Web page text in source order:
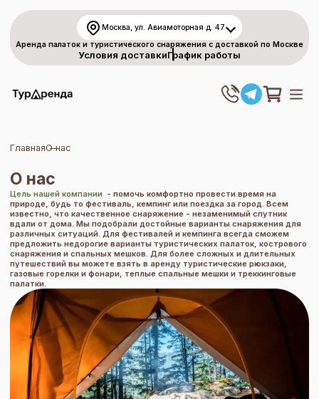
Москва, ул. Авиамоторная д. 47
Аренда палаток и туристического снаряжения с доставкой по Москве
Условия доставкиГрафик работы
ГлавнаяО нас
О нас
Цель нашей компании - помочь комфортно провести время на
природе, будь то фестиваль, кемпинг или поездка за город. Всем
известно, что качественное снаряжение - незаменимый спутник
вдали от дома. Мы подобрали достойные варианты снаряжения для
различных ситуаций. Для фестивалей и кемпинга всегда сможем
предложить недорогие варианты туристических палаток, кострового
снаряжения и спальных мешков. Для более сложных и длительных
путешествий вы можете взять в аренду туристические рюкзаки,
газовые горелки и фонари, теплые спальные мешки и треккинговые
палатки.